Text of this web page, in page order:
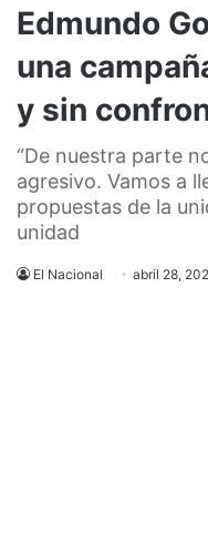
Edmundo
una
y sin
“De nuestra parte
agresivo. Vamos a
propuestas de la
unidad
El Nacional abril 28,